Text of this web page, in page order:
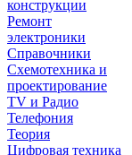
конструкции
Ремонт
электроники
Справочники
Схемотехника и
проектирование
TV и Радио
Телефония
Теория
Цифровая техника